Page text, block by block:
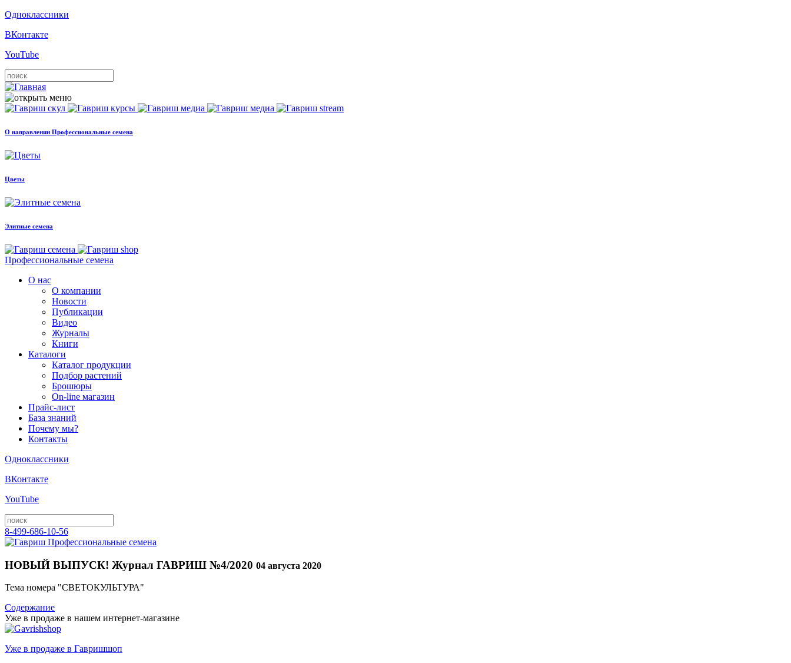
Одноклассники
ВКонтакте
YouTube
О направлении Профессиональные семена
Цветы
Элитные семена
Профессиональные семена
О нас
О компании
Новости
Публикации
Видео
Журналы
Книги
Каталоги
Каталог продукции
Подбор растений
Брошюры
On-line магазин
Прайс-лист
База знаний
Почему мы?
Контакты
Одноклассники
ВКонтакте
YouTube
8-499-686-10-56
НОВЫЙ ВЫПУСК! Журнал ГАВРИШ №4/2020 04 августа 2020
Тема номера "СВЕТОКУЛЬТУРА"
Содержание
Уже в продаже в нашем интернет-магазине
Уже в продаже в Гавришшоп